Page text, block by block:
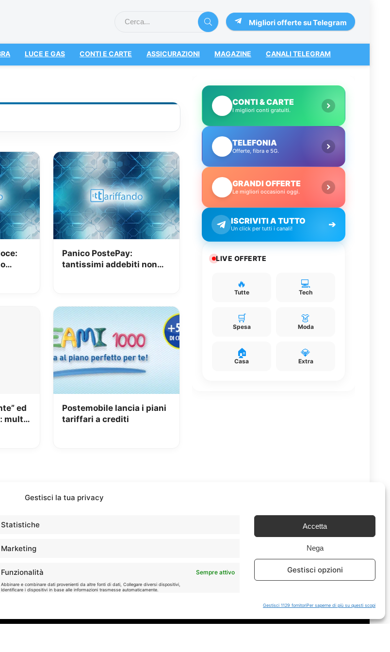
Gestisci la tua privacy
Statistiche
Marketing
Funzionalità Sempre attivo
Abbinare e combinare dati provenienti da altre fonti di dati, Collegare diversi dispositivi,
Identificare i dispositivi in base alle informazioni trasmesse automaticamente.
correggere errori, Erogare e presentare pubblicità e
Sempre attivo
Gestisci 1129 fornitoriPer saperne di più su questi scopi
Accetta
Nega
Gestisci opzioni
Migliori offerte su Telegram
LUCE E GAS CONTI E CARTE ASSICURAZIONI MAGAZINE CANALI TELEGRAM
Panico PostePay:
tantissimi addebiti non
ed
multa
Postemobile lancia i piani
tariffari a crediti
CONTI & CARTE
I migliori conti gratuiti.
TELEFONIA
Offerte, fibra e 5G.
GRANDI OFFERTE
Le migliori occasioni oggi.
ISCRIVITI A TUTTO
Un click per tutti i canali! ➔
LIVE OFFERTE
🔥
Tutte
💻
Tech
🛒
Spesa
👗
Moda
🏠
Casa
💎
Extra
di Affiliato Amazon ed eBay, Tariffando riceve
dagli acquisti idonei.
Chi Siamo|Contattaci